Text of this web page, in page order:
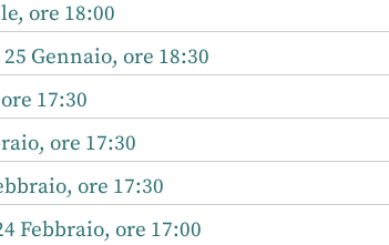
ore 18:00
Gennaio, ore 18:30
17:30
ore 17:30
ore 17:30
Febbraio, ore 17:00